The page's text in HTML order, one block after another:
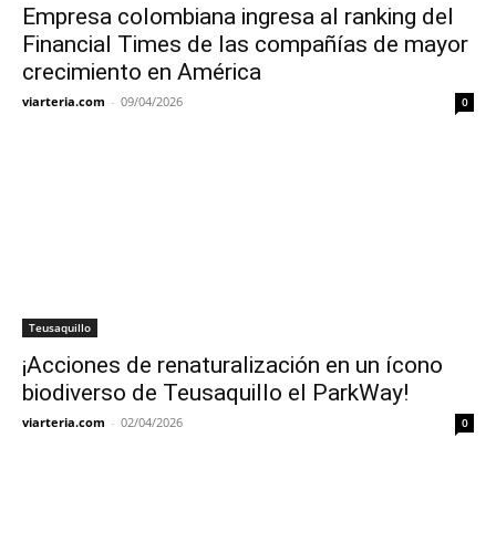
Empresa colombiana ingresa al ranking del
Financial Times de las compañías de mayor
crecimiento en América
viarteria.com - 09/04/2026 0
Teusaquillo
¡Acciones de renaturalización en un ícono
biodiverso de Teusaquillo el ParkWay!
viarteria.com - 02/04/2026 0